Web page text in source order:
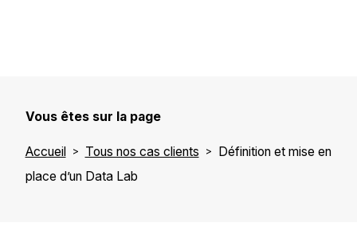
Vous êtes sur la page
Accueil Tous nos cas clients
Définition et mise en
place d’un Data Lab